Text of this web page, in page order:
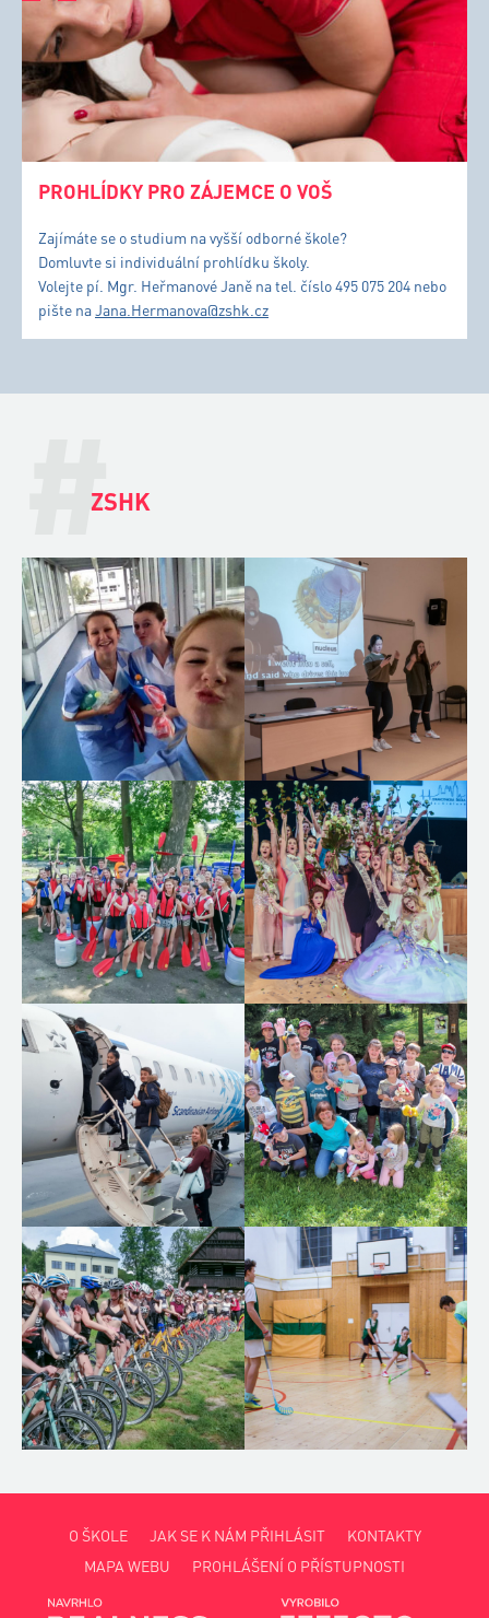
PROHLÍDKY PRO ZÁJEMCE O VOŠ
Zajímáte se o studium na vyšší odborné škole?
Domluvte si individuální prohlídku školy.
Volejte pí. Mgr. Heřmanové Janě na tel. číslo 495 075 204 nebo
pište naJana.Hermanova@zshk.cz
#
ZSHK
O ŠKOLE JAK SE K NÁM PŘIHLÁSIT
KONTAKTY
MAPA WEBU
PROHLÁŠENÍ O PŘÍSTUPNOSTI